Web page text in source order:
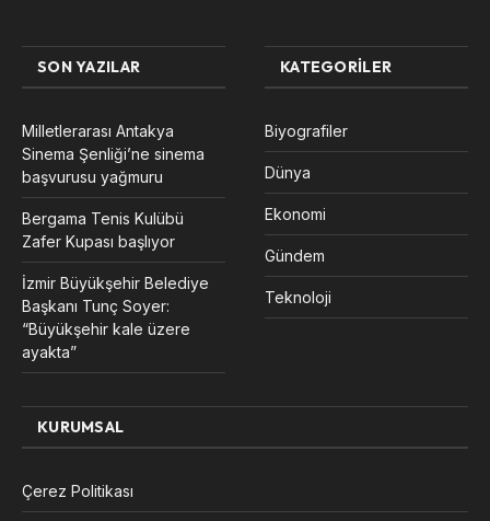
SON YAZILAR
Milletlerarası Antakya
Sinema Şenliği’ne sinema
başvurusu yağmuru
Bergama Tenis Kulübü
Zafer Kupası başlıyor
İzmir Büyükşehir Belediye
Başkanı Tunç Soyer:
“Büyükşehir kale üzere
ayakta”
KATEGORILER
Biyografiler
Dünya
Ekonomi
Gündem
Teknoloji
KURUMSAL
Çerez Politikası